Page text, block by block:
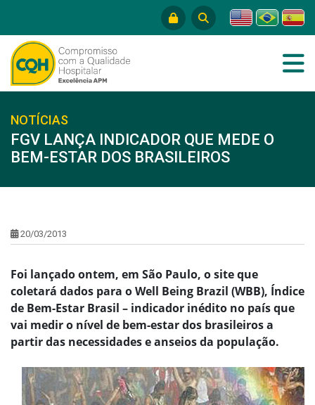
NOTÍCIAS
FGV LANÇA INDICADOR QUE MEDE O
BEM-ESTAR DOS BRASILEIROS
20/03/2013
Foi lançado ontem, em São Paulo, o site que
coletará dados para o Well Being Brazil (WBB), Índice
de Bem-Estar Brasil – indicador inédito no país que
vai medir o nível de bem-estar dos brasileiros a
partir das necessidades e anseios da população.